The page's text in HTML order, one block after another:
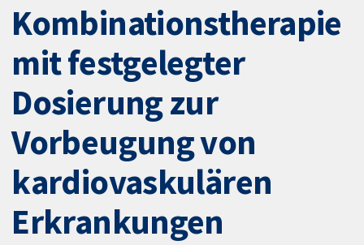
Kombinationstherapie
mit festgelegter
Dosierung zur
Vorbeugung von
kardiovaskulären
Erkrankungen